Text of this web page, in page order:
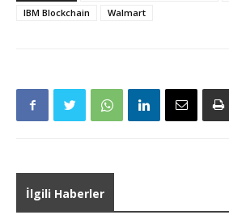
IBM Blockchain
Walmart
İlgili Haberler